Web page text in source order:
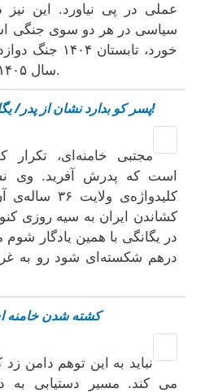
عملی در پی نیاورد. این نیز
خورد، تابستان
سال ۱۴۰۵ ملتی را در خون نشاند.
پسر کو بدارد نشان از پدر/ یگانه بخوانش تو او را به سر!
مجتبی خامنه‌ای، تکرار
است که پدرش آفرید. وی
کلیدواژه‌ی
کشاندن ایران به سیه روزی
در یگانگی با همین یادگار
درهم شکسته‌ای شود رو به
کشته شدن خامنه
نباید به این توهم دامن زد
می ‌کند. مسیر دستیابی به